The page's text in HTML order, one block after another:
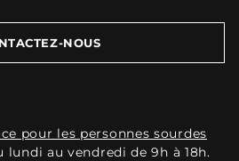
NOUS
pour les personnes sourdes
lundi au vendredi de 9h à 18h.